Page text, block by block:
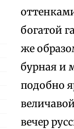
богатой
же
бурная и
подобно
вечер